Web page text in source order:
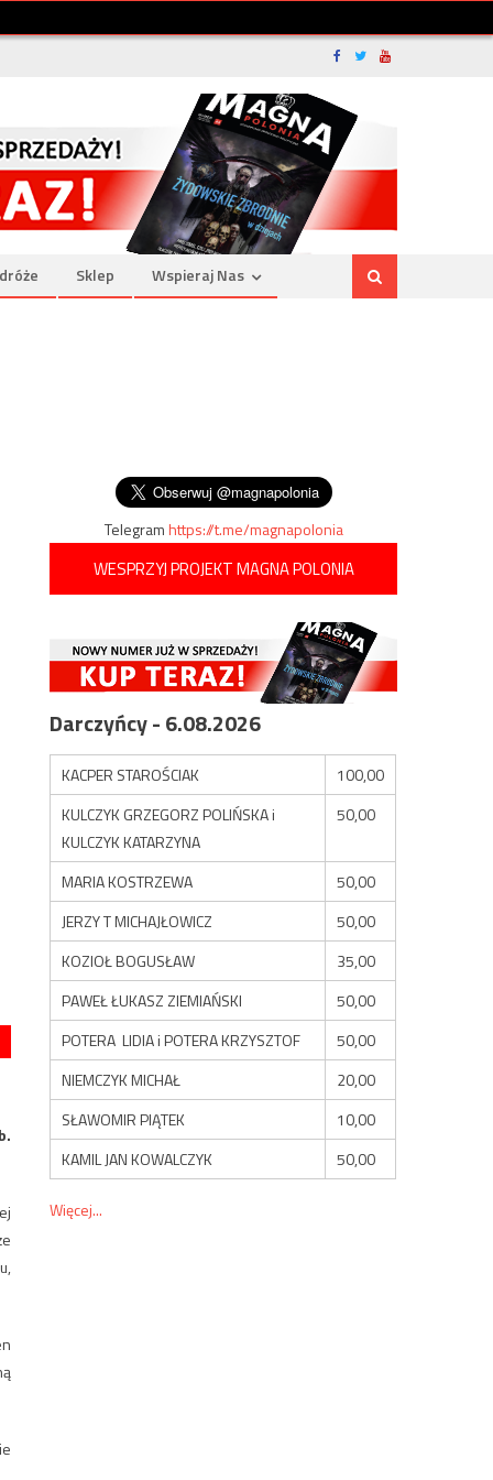
Sklep Wspieraj Nas
Telegramhttps://t.me/magnapolonia
WESPRZYJ PROJEKT MAGNA POLONIA
Darczyńcy - 6.08.2026
KACPER STAROŚCIAK
100,00
KULCZYK GRZEGORZ POLIŃSKA i
KULCZYK KATARZYNA
50,00
MARIA KOSTRZEWA
50,00
JERZY T MICHAJŁOWICZ
50,00
KOZIOŁ BOGUSŁAW
35,00
PAWEŁ ŁUKASZ ZIEMIAŃSKI
50,00
POTERA LIDIA i POTERA KRZYSZTOF
50,00
NIEMCZYK MICHAŁ
20,00
SŁAWOMIR PIĄTEK
10,00
KAMIL JAN KOWALCZYK
50,00
Więcej...